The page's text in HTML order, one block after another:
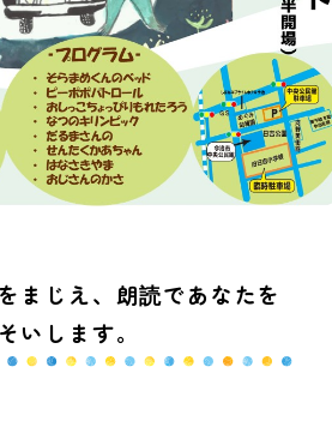
まじえ、朗読であなたを
いします。